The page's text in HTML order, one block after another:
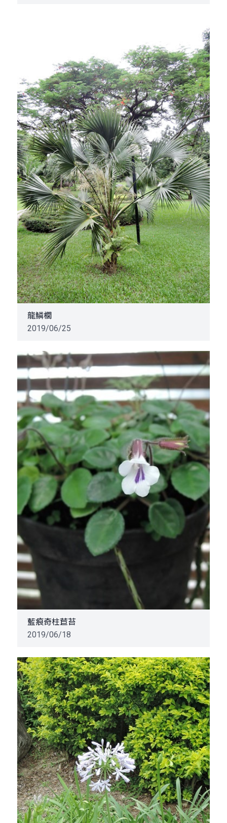
龍鱗櫚
2019/06/25
藍痕奇柱苣苔
2019/06/18